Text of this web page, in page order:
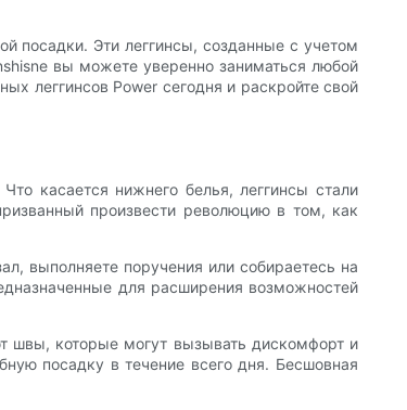
посадки. Эти леггинсы, созданные с учетом
вы можете уверенно заниматься любой
леггинсов Power сегодня и раскройте свой
касается нижнего белья, леггинсы стали
произвести революцию в том, как
выполняете поручения или собираетесь на
для расширения возможностей
швы, которые могут вызывать дискомфорт и
посадку в течение всего дня. Бесшовная